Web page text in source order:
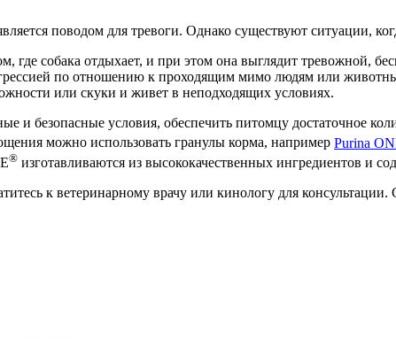
поводом для тревоги. Однако существуют ситуации,
где собака отдыхает, и при этом она выглядит тревожной,
по отношению к проходящим мимо людям или
или скуки и живет в неподходящих условиях.
и безопасные условия, обеспечить питомцу достаточное
можно использовать гранулы корма, например Purina
® изготавливаются из высококачественных ингредиентов и
к ветеринарному врачу или кинологу для